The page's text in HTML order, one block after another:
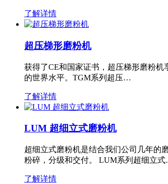
了解详情
超压梯形磨粉机
获得了CE和国家证书，超压梯形磨粉
的世界水平。TGM系列超压…
了解详情
LUM 超细立式磨粉机
超细立式磨粉机是结合我们公司几年的
粉碎，分级和交付。 LUM系列超细立
了解详情